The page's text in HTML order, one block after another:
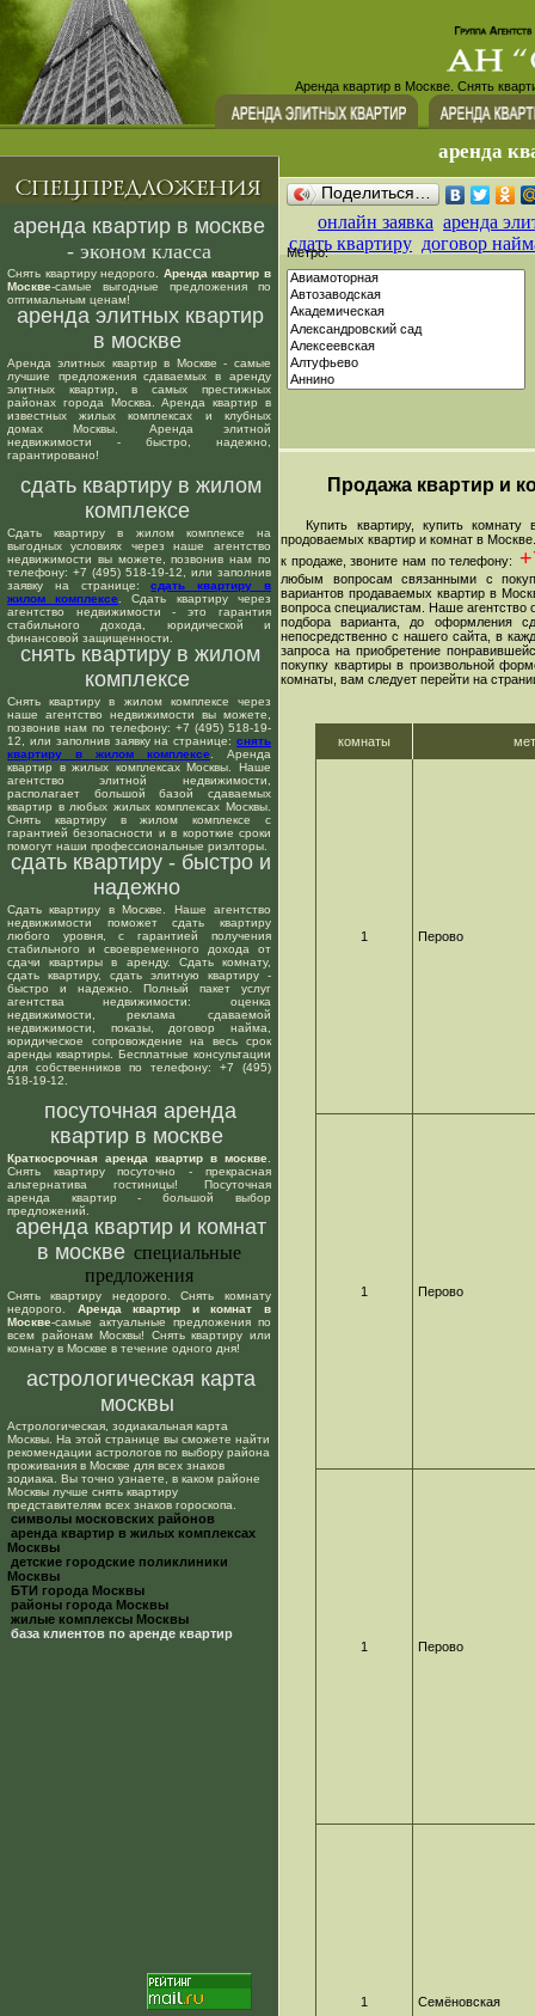
Аренда квартир в Москве. Снять
аренда
аренда квартир в москве
- эконом класса
Снять квартиру недорого. Аренда квартир в
Москве-самые выгодные предложения по
оптимальным ценам!
аренда элитных квартир
в москве
Аренда элитных квартир в Москве - самые
лучшие предложения сдаваемых в аренду
элитных квартир, в самых престижных
районах города Москва. Аренда квартир в
известных жилых комплексах и клубных
домах Москвы. Аренда элитной
недвижимости - быстро, надежно,
гарантировано!
сдать квартиру в жилом
комплексе
Сдать квартиру в жилом комплексе на
выгодных условиях через наше агентство
недвижимости вы можете, позвонив нам по
телефону: +7 (495) 518-19-12, или заполнив
заявку на странице:сдать квартиру в
жилом комплексе . Сдать квартиру через
агентство недвижимости - это гарантия
стабильного дохода, юридической и
финансовой защищенности.
снять квартиру в жилом
комплексе
Снять квартиру в жилом комплексе через
наше агентство недвижимости вы можете,
позвонив нам по телефону: +7 (495) 518-19-
12, или заполнив заявку на странице: снять
квартиру в жилом комплексе . Аренда
квартир в жилых комплексах Москвы. Наше
агентство элитной недвижимости,
располагает большой базой сдаваемых
квартир в любых жилых комплексах Москвы.
Снять квартиру в жилом комплексе с
гарантией безопасности и в короткие сроки
помогут наши профессиональные риэлторы.
сдать квартиру - быстро и
надежно
Сдать квартиру в Москве. Наше агентство
недвижимости поможет сдать квартиру
любого уровня, с гарантией получения
стабильного и своевременного дохода от
сдачи квартиры в аренду. Сдать комнату,
сдать квартиру, сдать элитную квартиру -
быстро и надежно. Полный пакет услуг
агентства недвижимости: оценка
недвижимости, реклама сдаваемой
недвижимости, показы, договор найма,
юридическое сопровождение на весь срок
аренды квартиры. Бесплатные консультации
для собственников по телефону: +7 (495)
518-19-12.
посуточная аренда
квартир в москве
Краткосрочная аренда квартир в москве
Снять квартиру посуточно - прекрасная
альтернатива гостиницы! Посуточная
аренда квартир - большой выбор
предложений.
аренда квартир и комнат
в москве специальные
предложения
Снять квартиру недорого. Снять комнату
недорого. Аренда квартир и комнат в
Москве-самые актуальные предложения по
всем районам Москвы! Снять квартиру или
комнату в Москве в течение одного дня!
астрологическая карта
москвы
Астрологическая, зодиакальная карта
Москвы. На этой странице вы сможете найти
рекомендации астрологов по выбору района
проживания в Москве для всех знаков
зодиака. Вы точно узнаете, в каком районе
Москвы лучше снять квартиру
представителям всех знаков гороскопа.
cимволы московских районов
аренда квартир в жилых комплексах
Москвы
детские городские поликлиники
Москвы
БТИ города Москвы
районы города Москвы
жилые комплексы Москвы
база клиентов по аренде квартир
Поделиться…
онлайн заявка аренда
сдать квартиру договор
Метро:
Продажа квартир и
Купить квартиру, купить комнату
продоваемых квартир и комнат в
к продаже, звоните нам по телефону:
любым вопросам связанными с
вариантов продаваемых квартир в
вопроса специалистам. Наше агентство
подбора варианта, до оформления
непосредственно с нашего сайта, в
запроса на приобретение
покупку квартиры в произвольной
комнаты, вам следует перейти на
комнаты
1 Перово
1 Перово
1 Перово
1 Семёновская